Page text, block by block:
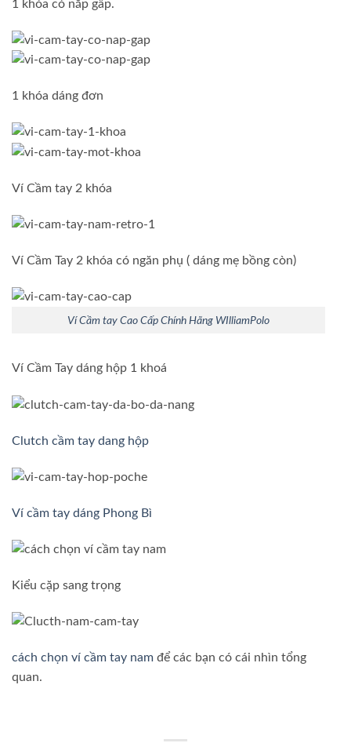
1 khóa có nắp gấp.
1 khóa dáng đơn
Ví Cầm tay 2 khóa
Ví Cầm Tay 2 khóa có ngăn phụ ( dáng mẹ bồng còn)
Ví Cầm tay Cao Cấp Chính Hãng WIlliamPolo
Ví Cầm Tay dáng hộp 1 khoá
Clutch cầm tay dang hộp
Ví cầm tay dáng Phong Bì
Kiểu cặp sang trọng
cách chọn ví cầm tay nam để các bạn có cái nhìn tổng
quan.